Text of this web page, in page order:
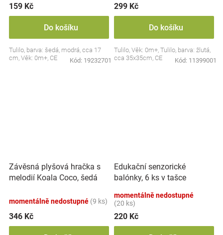
159 Kč
Do košíku
Tulilo, barva: šedá, modrá, cca 17
cm, Věk: 0m+, CE
Kód: 19232701
299 Kč
Do košíku
Tulilo, Věk: 0m+, Tulilo, barva: žlutá,
cca 35x35cm, CE
Kód: 11399001
Závěsná plyšová hračka s
melodií Koala Coco, šedá
momentálně nedostupné (9 ks)
346 Kč
Edukační senzorické
balónky, 6 ks v tašce
momentálně nedostupné
(20 ks)
220 Kč